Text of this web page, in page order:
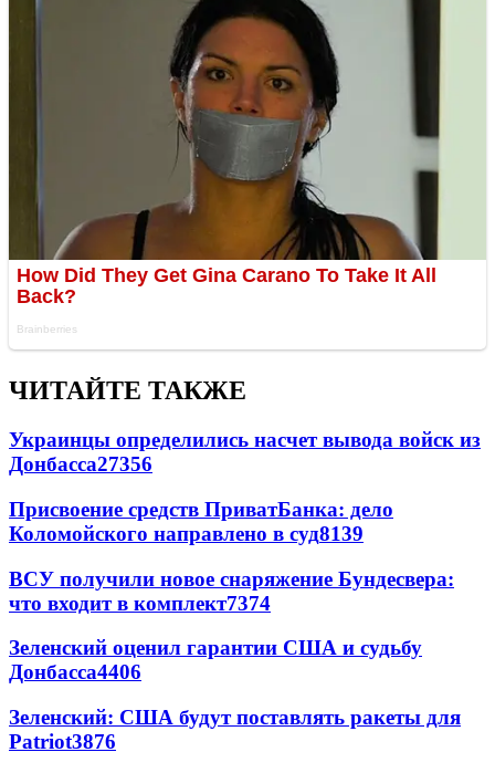
ЧИТАЙТЕ ТАКЖЕ
Украинцы определились насчет вывода войск из
Донбасса27356
Присвоение средств ПриватБанка: дело
Коломойского направлено в суд8139
ВСУ получили новое снаряжение Бундесвера:
что входит в комплект7374
Зеленский оценил гарантии США и судьбу
Донбасса4406
Зеленский: США будут поставлять ракеты для
Patriot3876